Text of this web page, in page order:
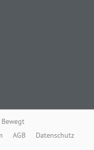
AGB Datenschutz